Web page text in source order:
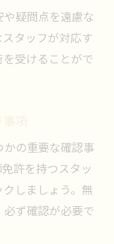
疑問点を遠慮な
タッフが対応す
受けることがで
項
の重要な確認事
許を持つスタッ
しましょう。無
ず確認が必要で